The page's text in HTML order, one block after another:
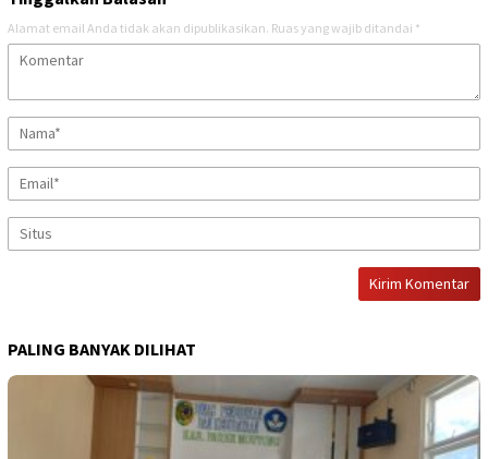
Alamat email Anda tidak akan dipublikasikan. Ruas yang wajib ditandai *
PALING BANYAK DILIHAT